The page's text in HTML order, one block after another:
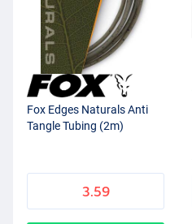
Fox Edges Naturals Anti
Tangle Tubing (2m)
3.59